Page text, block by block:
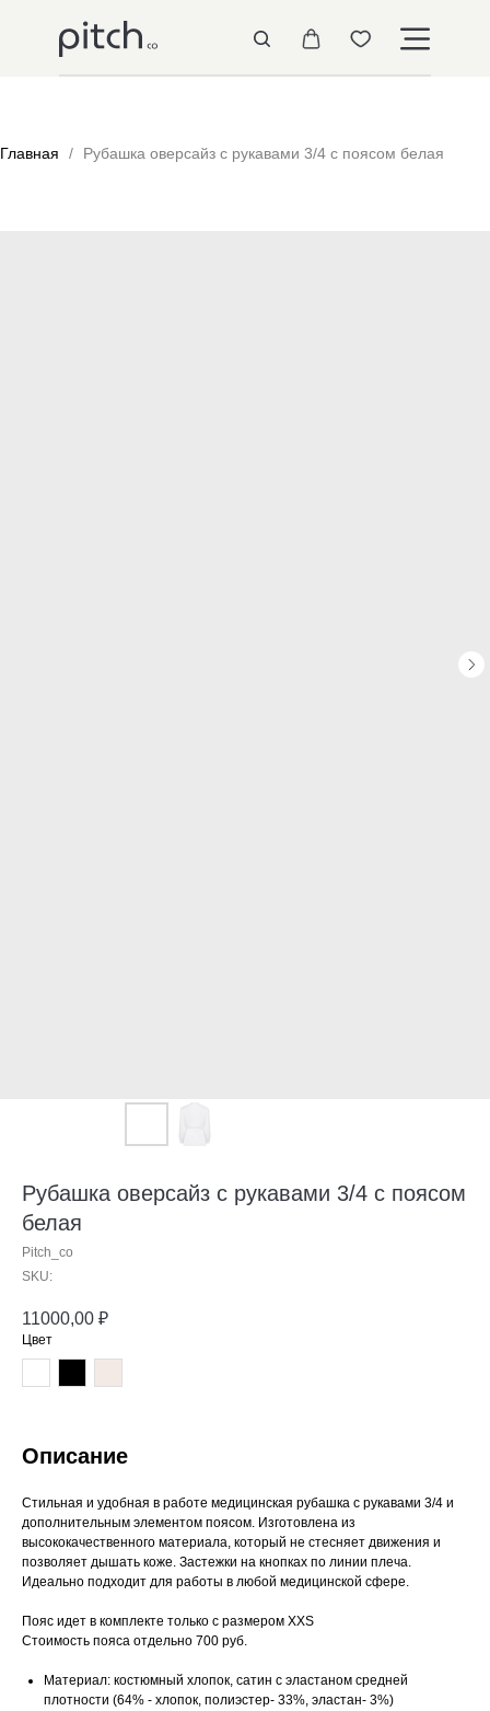
Главная Рубашка оверсайз с рукавами 3/4 с поясом белая
Рубашка оверсайз с рукавами 3/4 с поясом
белая
Pitch_co
SKU:
11000,00 ₽
Цвет
Описание
Стильная и удобная в работе медицинская рубашка с рукавами 3/4 и
дополнительным элементом поясом. Изготовлена из
высококачественного материала, который не стесняет движения и
позволяет дышать коже. Застежки на кнопках по линии плеча.
Идеально подходит для работы в любой медицинской сфере.
Пояс идет в комплекте только с размером XXS
Стоимость пояса отдельно 700 руб.
Материал: костюмный хлопок, сатин с эластаном средней
плотности (64% - хлопок, полиэстер- 33%, эластан- 3%)